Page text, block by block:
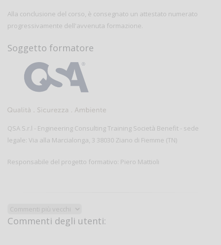
Alla conclusione del corso, è consegnato un attestato numerato
progressivamente dell'avvenuta formazione.
Soggetto formatore
QSA S.r.l - Engineering Consulting Training Società Benefit - sede
legale: Via alla Marcialonga, 3 38030 Ziano di Fiemme (TN)
Responsabile del progetto formativo: Piero Mattioli
Commenti degli utenti: